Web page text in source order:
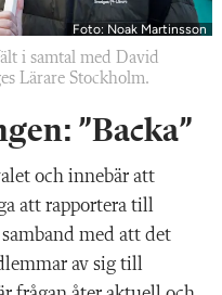
Foto: Noak Martinsson
i samtal med David
Lärare Stockholm.
”Backa”
och innebär att
att rapportera till
med att det
av sig till